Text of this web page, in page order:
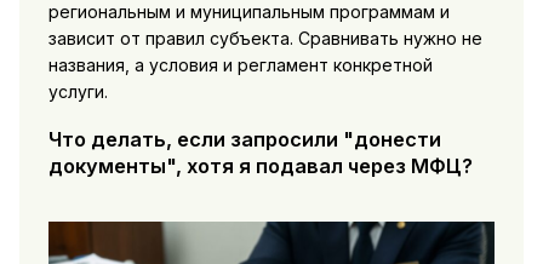
региональным и муниципальным программам и
зависит от правил субъекта. Сравнивать нужно не
названия, а условия и регламент конкретной
услуги.
Что делать, если запросили "донести
документы", хотя я подавал через МФЦ?